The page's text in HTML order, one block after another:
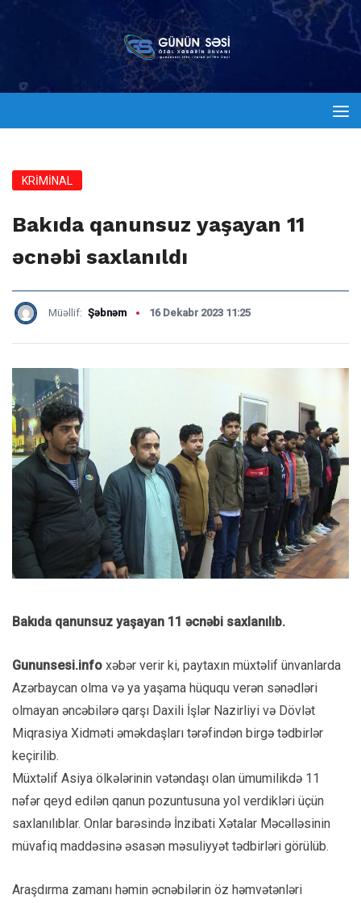
KRİMİNAL
Bakıda qanunsuz yaşayan 11
əcnəbi saxlanıldı
Müəllif: Şəbnəm 16 Dekabr 2023 11:25
Bakıda qanunsuz yaşayan 11 əcnəbi saxlanılıb.
Gununsesi.info xəbər verir ki, paytaxın müxtəlif ünvanlarda
Azərbaycan olma və ya yaşama hüququ verən sənədləri
olmayan əncəbilərə qarşı Daxili İşlər Nazirliyi və Dövlət
Miqrasiya Xidməti əməkdaşları tərəfindən birgə tədbirlər
keçirilib.
Müxtəlif Asiya ölkələrinin vətəndaşı olan ümumilikdə 11
nəfər qeyd edilən qanun pozuntusuna yol verdikləri üçün
saxlanılıblar. Onlar barəsində İnzibati Xətalar Məcəlləsinin
müvafiq maddəsinə əsasən məsuliyyət tədbirləri görülüb.
Araşdırma zamanı həmin əcnəbilərin öz həmvətənləri